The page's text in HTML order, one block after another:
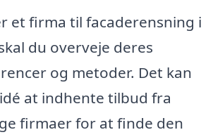
et firma til facaderensning i
du overveje deres
og metoder. Det kan
at indhente tilbud fra
firmaer for at finde den